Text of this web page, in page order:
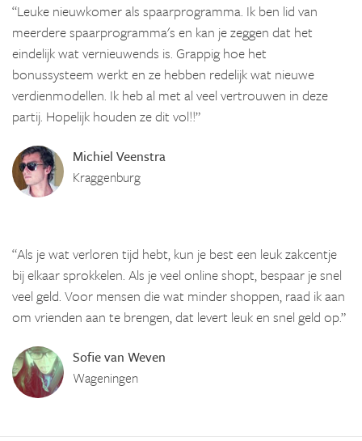
“Leuke nieuwkomer als spaarprogramma. Ik ben lid van
meerdere spaarprogramma's en kan je zeggen dat het
eindelijk wat vernieuwends is. Grappig hoe het
bonussysteem werkt en ze hebben redelijk wat nieuwe
verdienmodellen. Ik heb al met al veel vertrouwen in deze
partij. Hopelijk houden ze dit vol!!”
Michiel Veenstra
Kraggenburg
“Als je wat verloren tijd hebt, kun je best een leuk zakcentje
bij elkaar sprokkelen. Als je veel online shopt, bespaar je snel
veel geld. Voor mensen die wat minder shoppen, raad ik aan
om vrienden aan te brengen, dat levert leuk en snel geld op.”
Sofie van Weven
Wageningen